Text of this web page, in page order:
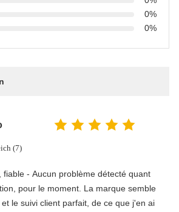
0%
0%
(7)
fiable - Aucun problème détecté quant
pour le moment. La marque semble
le suivi client parfait, de ce que j'en ai